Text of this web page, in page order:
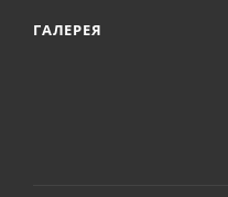
ГАЛЕРЕЯ